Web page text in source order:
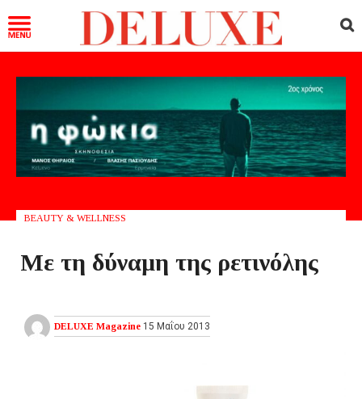
BEAUTY & WELLNESS
Με τη δύναμη της ρετινόλης
DELUXE Magazine 15 Μαΐου 2013